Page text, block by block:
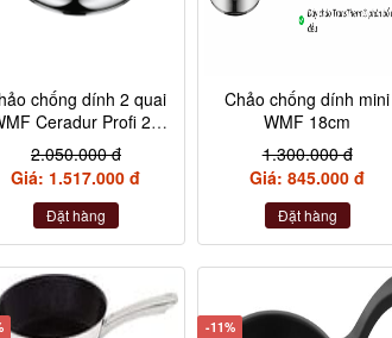
chống dính 2 quai
Ceradur Profi 28
cm nội địa Đức
2.050.000 đ
Giá: 1.517.000 đ
Đặt hàng
Chảo chống dính mini
WMF 18cm
1.300.000 đ
Giá: 845.000 đ
Đặt hàng
-11%